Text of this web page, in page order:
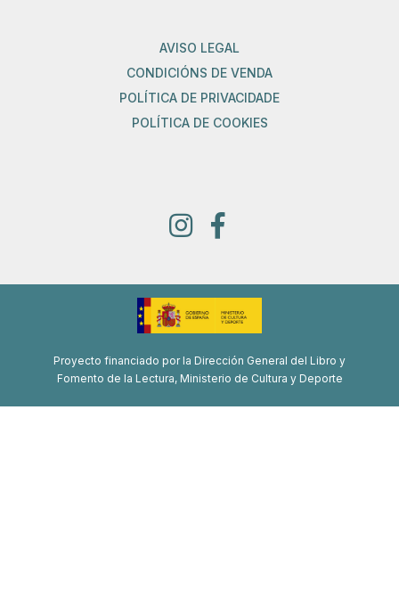
AVISO LEGAL
CONDICIÓNS DE VENDA
POLÍTICA DE PRIVACIDADE
POLÍTICA DE COOKIES
Proyecto financiado por la Dirección General del Libro y
Fomento de la Lectura, Ministerio de Cultura y Deporte